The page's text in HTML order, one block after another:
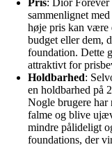
Pris: Dior
sammenlignet
høje pris kan være
budget eller dem,
foundation. Dette
attraktivt for
Holdbarhed:
en holdbarhed på
Nogle brugere har
falme og blive
mindre pålideligt
foundations, der